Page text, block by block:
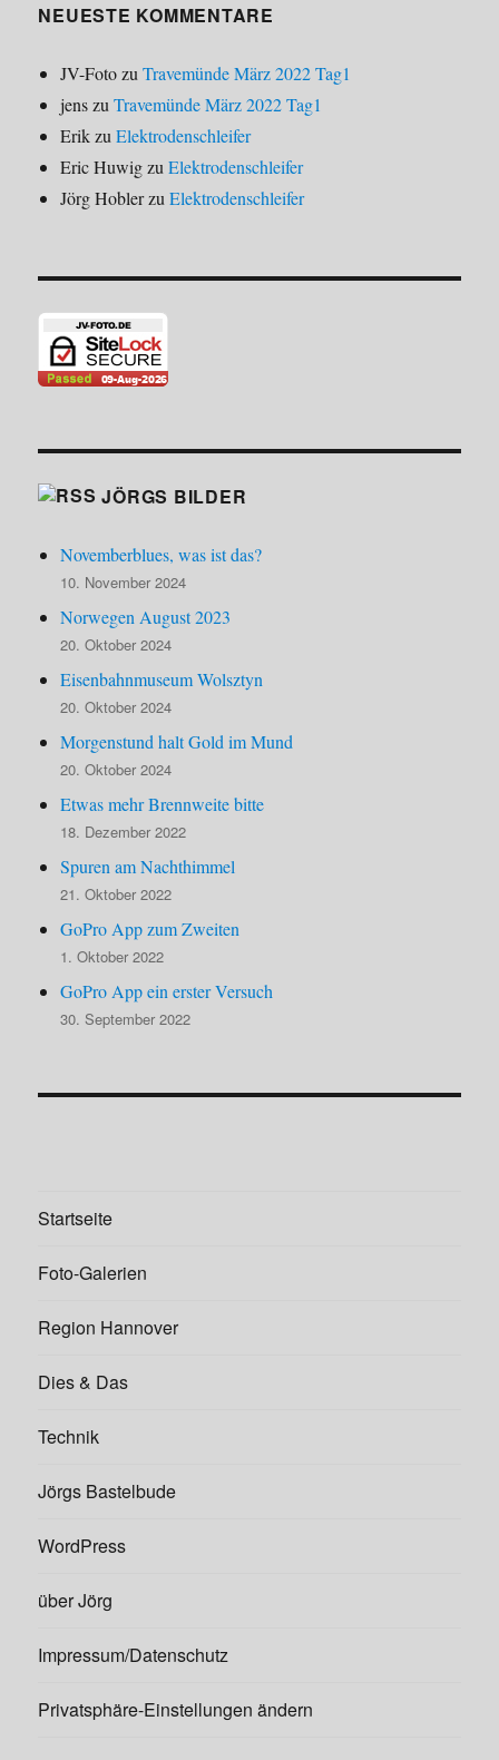
NEUESTE KOMMENTARE
JV-FotozuTravemünde März 2022 Tag1
jenszuTravemünde März 2022 Tag1
ErikzuElektrodenschleifer
Eric HuwigzuElektrodenschleifer
Jörg HoblerzuElektrodenschleifer
JÖRGS BILDER
Novemberblues, was ist das?
10. November 2024
Norwegen August 2023
20. Oktober 2024
Eisenbahnmuseum Wolsztyn
20. Oktober 2024
Morgenstund halt Gold im Mund
20. Oktober 2024
Etwas mehr Brennweite bitte
18. Dezember 2022
Spuren am Nachthimmel
21. Oktober 2022
GoPro App zum Zweiten
1. Oktober 2022
GoPro App ein erster Versuch
30. September 2022
Startseite
Foto-Galerien
Region Hannover
Dies & Das
Technik
Jörgs Bastelbude
WordPress
über Jörg
Impressum/Datenschutz
Privatsphäre-Einstellungen ändern